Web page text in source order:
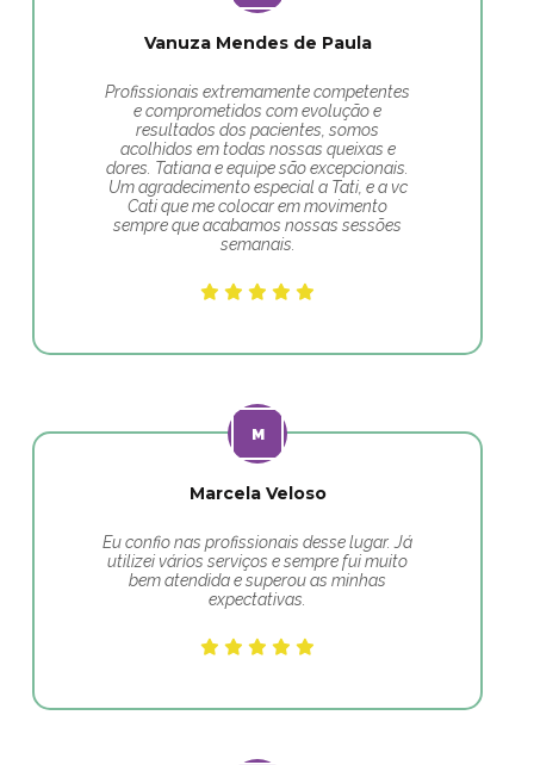
Vanuza Mendes de Paula
Profissionais extremamente competentes
e comprometidos com evolução e
resultados dos pacientes, somos
acolhidos em todas nossas queixas e
dores. Tatiana e equipe são excepcionais.
Um agradecimento especial a Tati, e a vc
Cati que me colocar em movimento
sempre que acabamos nossas sessões
semanais.
Marcela Veloso
Eu confio nas profissionais desse lugar. Já
utilizei vários serviços e sempre fui muito
bem atendida e superou as minhas
expectativas.